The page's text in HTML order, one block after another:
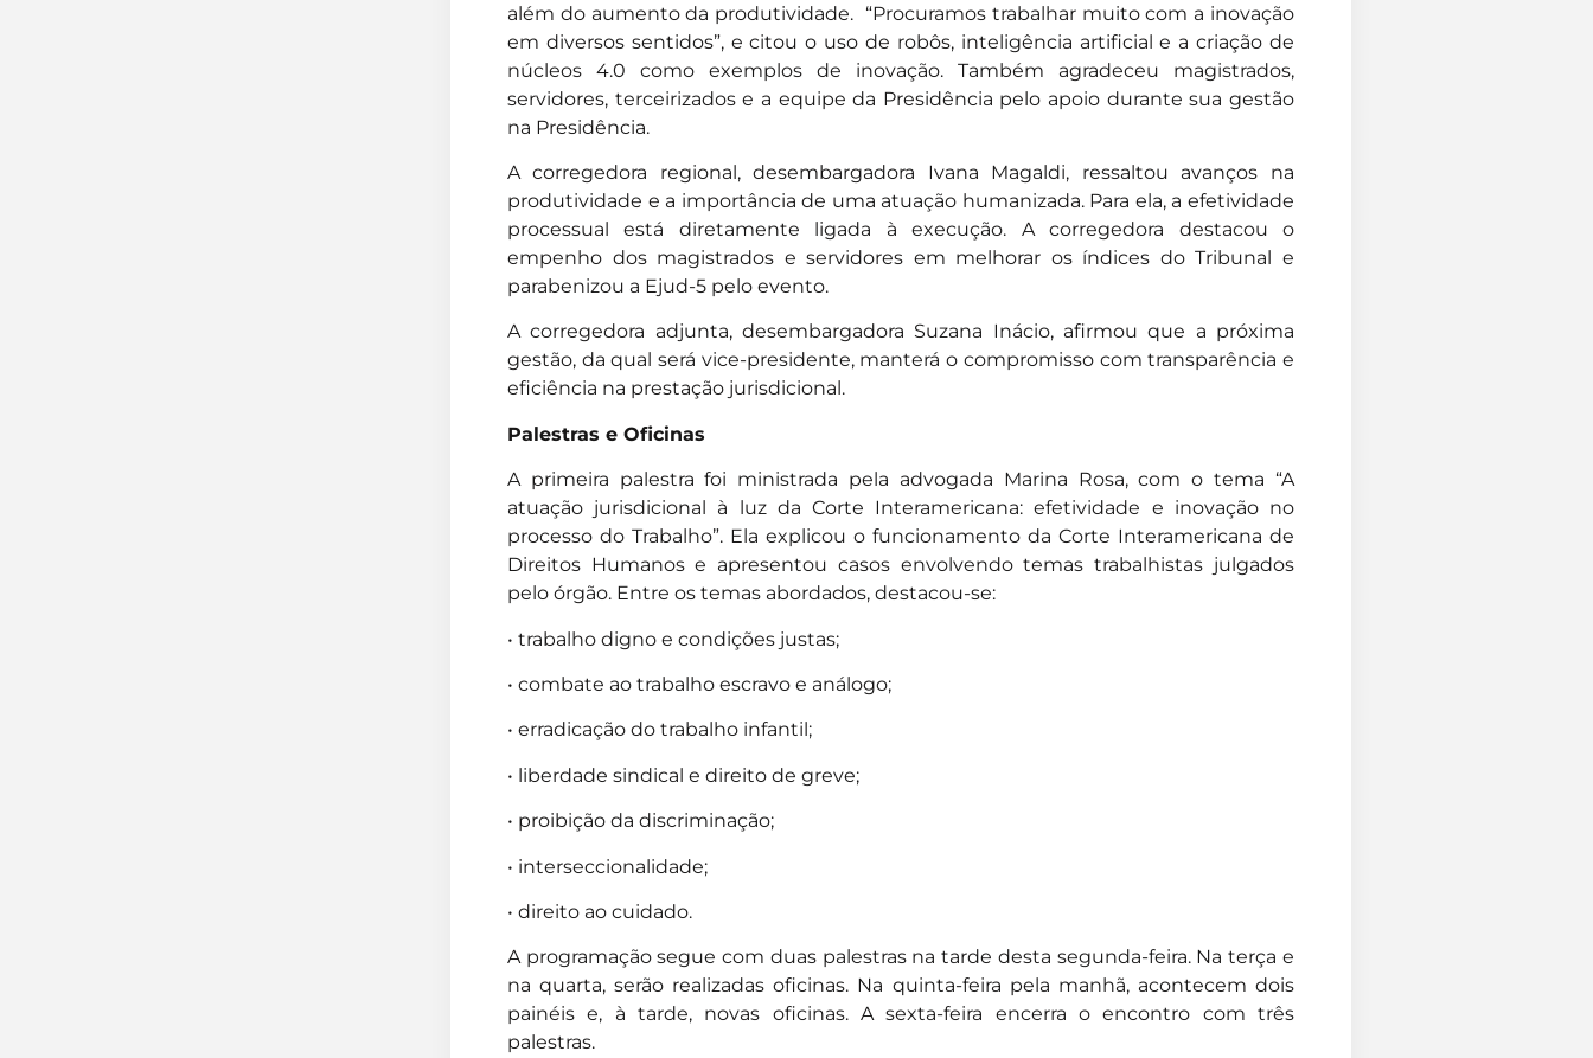
além do aumento da produtividade. “Procuramos trabalhar muito com a inovação
em diversos sentidos”, e citou o uso de robôs, inteligência artificial e a criação de
núcleos 4.0 como exemplos de inovação. Também agradeceu magistrados,
servidores, terceirizados e a equipe da Presidência pelo apoio durante sua gestão
na Presidência.
A corregedora regional, desembargadora Ivana Magaldi, ressaltou avanços na
produtividade e a importância de uma atuação humanizada. Para ela, a efetividade
processual está diretamente ligada à execução. A corregedora destacou o
empenho dos magistrados e servidores em melhorar os índices do Tribunal e
parabenizou a Ejud-5 pelo evento.
A corregedora adjunta, desembargadora Suzana Inácio, afirmou que a próxima
gestão, da qual será vice-presidente, manterá o compromisso com transparência e
eficiência na prestação jurisdicional.
Palestras e Oficinas
A primeira palestra foi ministrada pela advogada Marina Rosa, com o tema “A
atuação jurisdicional à luz da Corte Interamericana: efetividade e inovação no
processo do Trabalho”. Ela explicou o funcionamento da Corte Interamericana de
Direitos Humanos e apresentou casos envolvendo temas trabalhistas julgados
pelo órgão. Entre os temas abordados, destacou-se:
• trabalho digno e condições justas;
• combate ao trabalho escravo e análogo;
• erradicação do trabalho infantil;
• liberdade sindical e direito de greve;
• proibição da discriminação;
• interseccionalidade;
• direito ao cuidado.
A programação segue com duas palestras na tarde desta segunda-feira. Na terça e
na quarta, serão realizadas oficinas. Na quinta-feira pela manhã, acontecem dois
painéis e, à tarde, novas oficinas. A sexta-feira encerra o encontro com três
palestras.